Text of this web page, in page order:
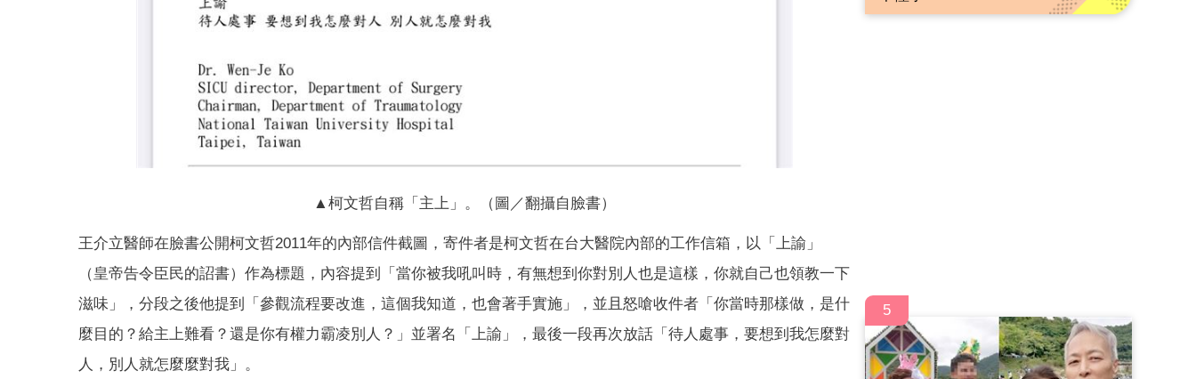
▲柯文哲自稱「主上」。（圖／翻攝自臉書）
王介立醫師在臉書公開柯文哲2011年的內部信件截圖，寄件者是柯文哲在台大醫院內部的工作信箱，以「上諭」
（皇帝告令臣民的詔書）作為標題，內容提到「當你被我吼叫時，有無想到你對別人也是這樣，你就自己也領教一下
滋味」，分段之後他提到「參觀流程要改進，這個我知道，也會著手實施」，並且怒嗆收件者「你當時那樣做，是什
麼目的？給主上難看？還是你有權力霸凌別人？」並署名「上諭」，最後一段再次放話「待人處事，要想到我怎麼對
人，別人就怎麼麼對我」。
5